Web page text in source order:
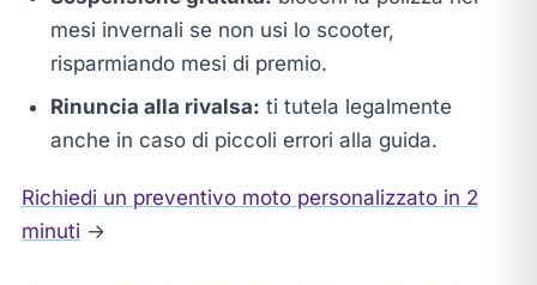
mesi invernali se non usi lo scooter,
risparmiando mesi di premio.
Rinuncia alla rivalsa: ti tutela legalmente
anche in caso di piccoli errori alla guida.
Richiedi un preventivo moto personalizzato in 2
minuti →